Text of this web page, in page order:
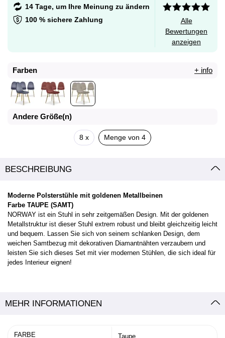
14 Tage, um Ihre Meinung zu ändern
100 % sichere Zahlung
Alle
Bewertungen
anzeigen
Farben + info
Andere Größe(n)
8 x Menge von 4
BESCHREIBUNG
Moderne Polsterstühle mit goldenen Metallbeinen
Farbe TAUPE (SAMT)
NORWAY ist ein Stuhl in sehr zeitgemäßen Design. Mit der goldenen
Metallstruktur ist dieser Stuhl extrem robust und bleibt gleichzeitig leicht
und bequem. Lassen Sie sich von seinem schlanken Design, dem
weichen Samtbezug mit dekorativen Diamantnähten verzaubern und
leisten Sie sich dieses Set mit vier modernen Stühlen, die sich ideal für
jedes Interieur eignen!
MEHR INFORMATIONEN
FARBE Taupe